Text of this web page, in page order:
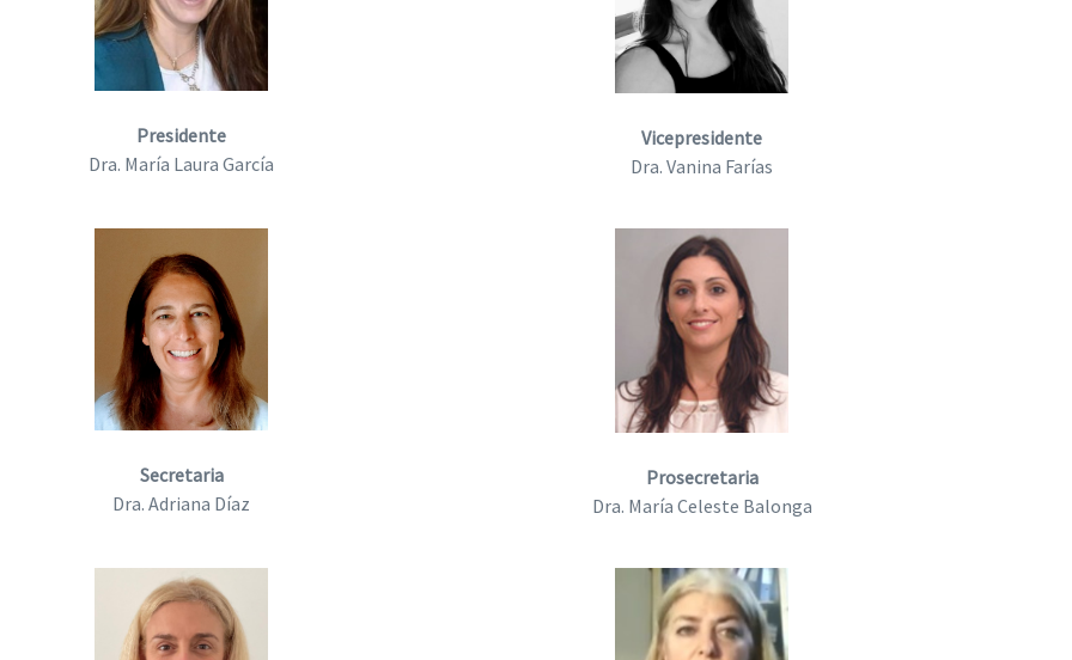
Presidente
Dra. María Laura García
Vicepresidente
Dra. Vanina Farías
Secretaria
Dra. Adriana Díaz
Prosecretaria
Dra. María Celeste Balonga